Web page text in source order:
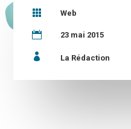
 Web
 23 mai 2015
 La Rédaction